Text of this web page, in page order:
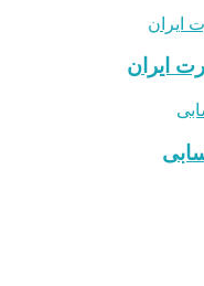
ایران